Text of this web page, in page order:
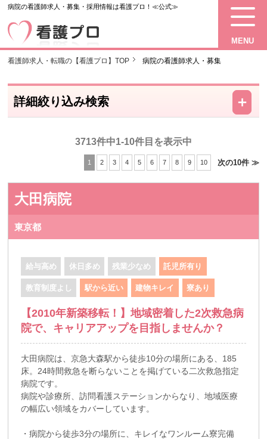
病院の看護師求人・募集・採用情報は看護プロ！≪公式≫
MENU
看護師求人・転職の【看護プロ】TOP 病院の看護師求人・募集
詳細絞り込み検索 －
＋
3713件中1-10件目を表示中
1 2 3 4 5 6 7 8 9 10 次の10件 ≫
大田病院
東京都
給与高め 休日多め 残業少なめ 託児所有り
教育制度よし 駅から近い 建物キレイ 寮あり
【2010年新築移転！】地域密着した2次救急病
院で、キャリアアップを目指しませんか？
大田病院は、京急大森駅から徒歩10分の場所にある、185
床。24時間救急を断らないことを掲げている二次救急指定
病院です。
病院や診療所、訪問看護ステーションからなり、地域医療
の幅広い領域をカバーしています。
・病院から徒歩3分の場所に、キレイなワンルーム寮完備